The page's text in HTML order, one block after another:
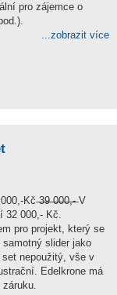
pro zájemce o
...zobrazit více
Kč ̶3̶9̶ ̶0̶0̶0̶,̶-̶ V
32 000,- Kč.
pro projekt, který se
samotný slider jako
set nepoužitý, vše v
Edelkrone má